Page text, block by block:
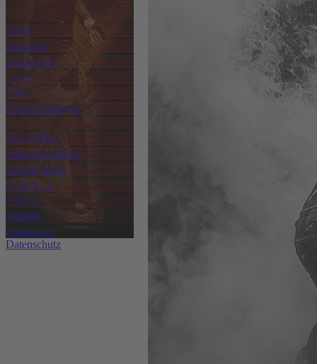
News
Biografie
Discografie
Lyrics
Tour
Auszeichnungen
Musik Blog
Fotos und Bilder
Online Spiele
Gästebuch
Surftips
Statistik
Impressum
Datenschutz